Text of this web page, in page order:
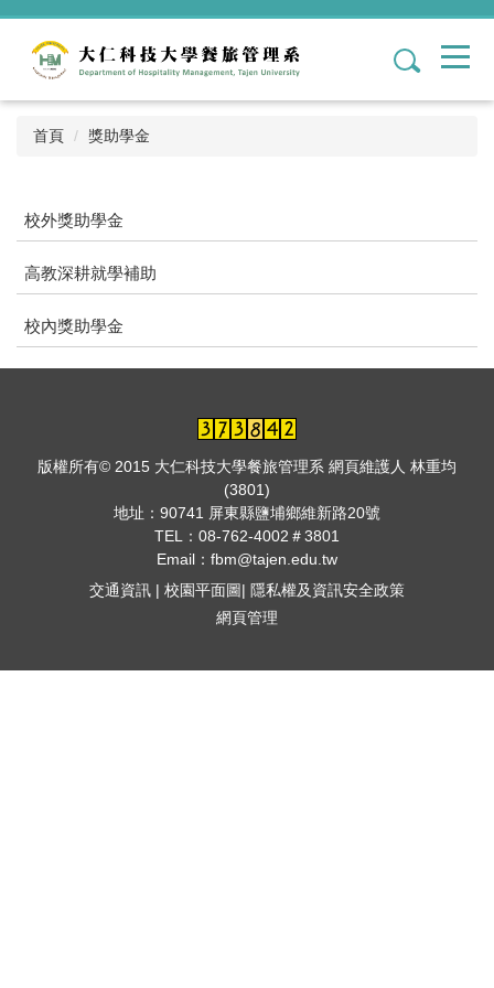
跳
內
1
首頁 獎助學金
校外獎助學金
高教深耕就學補助
校內獎助學金
版權所有© 2015 大仁科技大學餐旅管理系 網頁維護人 林重均
(3801)
地址： 90741 屏東縣鹽埔鄉維新路20號
TEL： 08-762-4002＃3801
Email：fbm@tajen.edu.tw
交通資訊 | 校園平面圖| 隱私權及資訊安全政策
網頁管理